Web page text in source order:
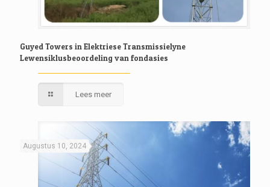
Guyed Towers in Elektriese Transmissielyne
Lewensiklusbeoordeling van fondasies
Lees meer
Augustus 10, 2024